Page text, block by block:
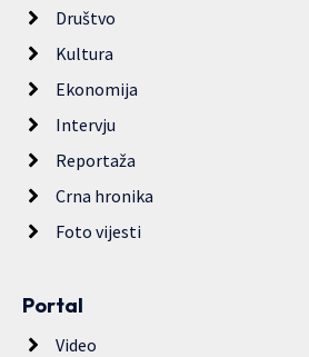
Društvo
Kultura
Ekonomija
Intervju
Reportaža
Crna hronika
Foto vijesti
Portal
Video